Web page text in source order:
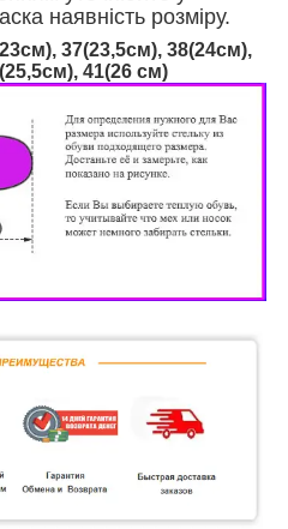
наявність розміру.
37(23,5см), 38(24см),
41(26 см)